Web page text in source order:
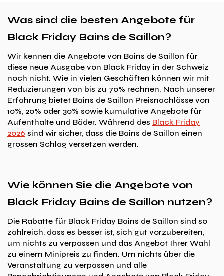
Was sind die besten Angebote für
Black Friday Bains de Saillon?
Wir kennen die Angebote von Bains de Saillon für
diese neue Ausgabe von Black Friday in der Schweiz
noch nicht. Wie in vielen Geschäften können wir mit
Reduzierungen von bis zu 70% rechnen. Nach unserer
Erfahrung bietet Bains de Saillon Preisnachlässe von
10%, 20% oder 30% sowie kumulative Angebote für
Aufenthalte und Bäder. Während des Black Friday
2026 sind wir sicher, dass die Bains de Saillon einen
grossen Schlag versetzen werden.
Wie können Sie die Angebote von
Black Friday Bains de Saillon nutzen?
Die Rabatte für Black Friday Bains de Saillon sind so
zahlreich, dass es besser ist, sich gut vorzubereiten,
um nichts zu verpassen und das Angebot Ihrer Wahl
zu einem Minipreis zu finden. Um nichts über die
Veranstaltung zu verpassen und alle